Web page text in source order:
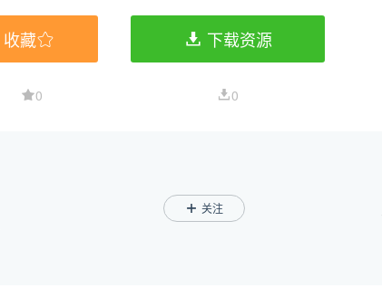
收藏
0
下载资源
0
关注